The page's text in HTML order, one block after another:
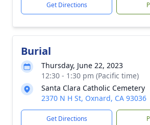
Get Directions
Burial
Thursday, June 22, 2023
12:30 - 1:30 pm (Pacific time)
Santa Clara Catholic Cemetery
2370 N H St, Oxnard, CA 93036
Get Directions